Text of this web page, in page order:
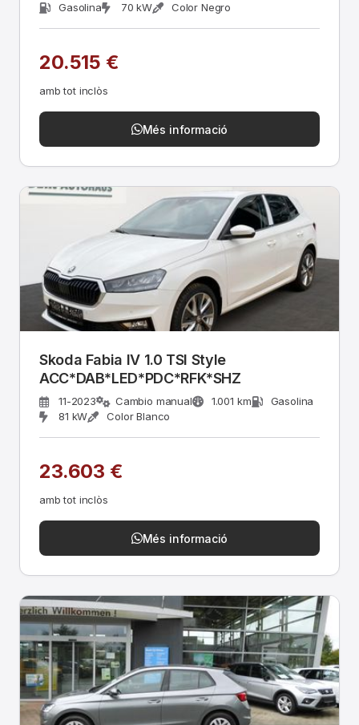
Gasolina
70 kW Color Negro
20.515 €
amb tot inclòs
Més informació
Skoda Fabia IV 1.0 TSI Style
ACC*DAB*LED*PDC*RFK*SHZ
11-2023 Cambio manual 1.001 km
Gasolina
81 kW
Color Blanco
23.603 €
amb tot inclòs
Més informació